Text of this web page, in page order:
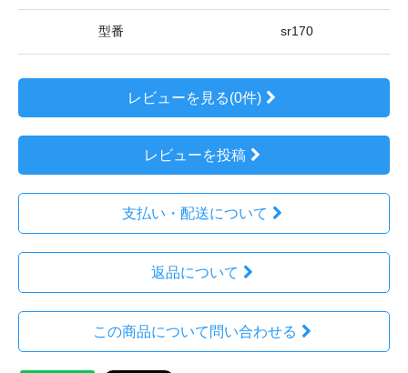
型番 sr170
レビューを見る(0件)
レビューを投稿
支払い・配送について
返品について
この商品について問い合わせる